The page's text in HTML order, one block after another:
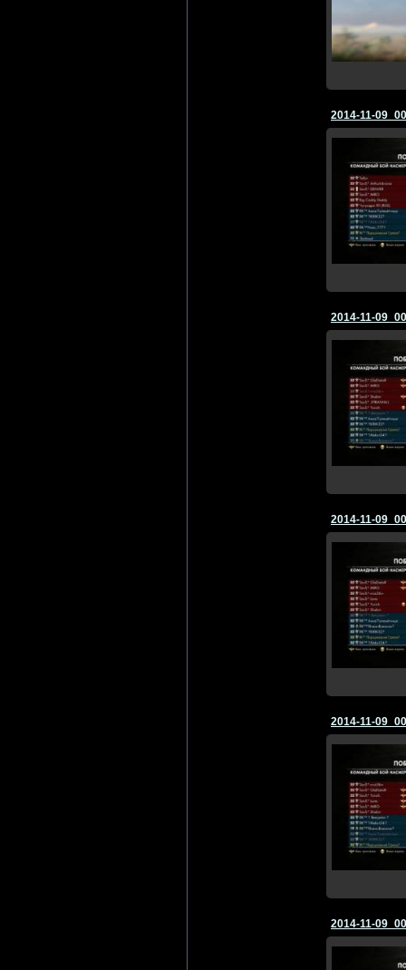
2014-11-
2014-11-
2014-11-
2014-11-
2014-11-